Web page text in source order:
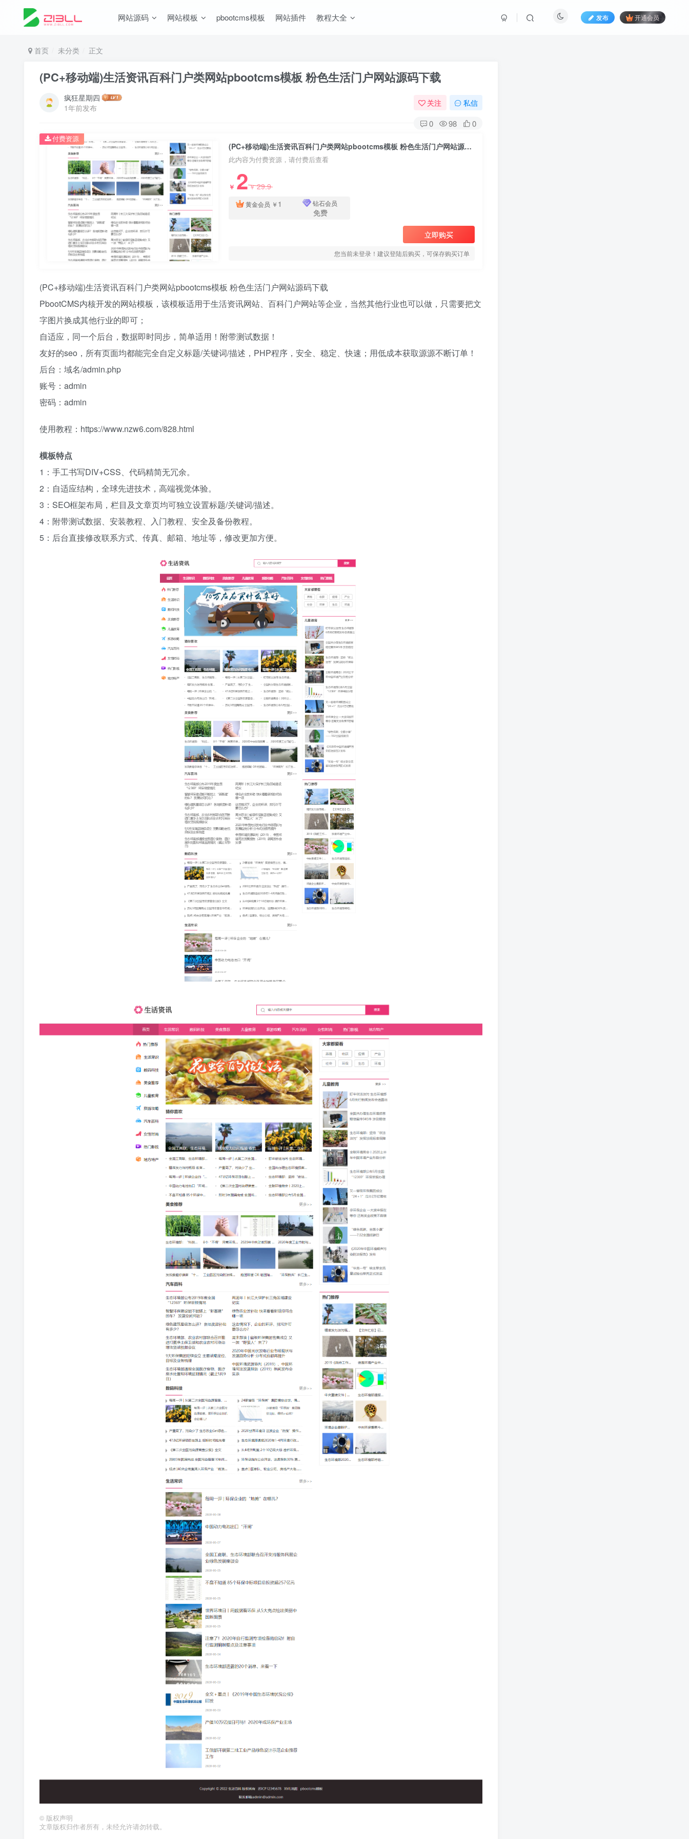
网站源码 网站模板 pbootcms模板 网站插件 教程大全 发布 开通会员
首页 未分类 正文
(PC+移动端)生活资讯百科门户类网站pbootcms模板 粉色生活门户网站源码下载
疯狂星期四
1年前发布
关注 私信
0 98 0
(PC+移动端)生活资讯百科门户类网站pbootcms模板 粉色生活门户网站源码下载
此内容为付费资源，请付费后查看
￥ 2￥29.9
黄金会员 ￥ 1 钻石会员
免费
立即购买
您当前未登录！建议登陆后购买，可保存购买订单
付费资源
(PC+移动端)生活资讯百科门户类网站pbootcms模板 粉色生活门户网站源码下载
PbootCMS内核开发的网站模板，该模板适用于生活资讯网站、百科门户网站等企业，当然其他行业也可以做，只需要把文
字图片换成其他行业的即可；
自适应，同一个后台，数据即时同步，简单适用！附带测试数据！
友好的seo，所有页面均都能完全自定义标题/关键词/描述，PHP程序，安全、稳定、快速；用低成本获取源源不断订单！
后台：域名/admin.php
账号：admin
密码：admin
使用教程：https://www.nzw6.com/828.html
模板特点
1：手工书写DIV+CSS、代码精简无冗余。
2：自适应结构，全球先进技术，高端视觉体验。
3：SEO框架布局，栏目及文章页均可独立设置标题/关键词/描述。
4：附带测试数据、安装教程、入门教程、安全及备份教程。
5：后台直接修改联系方式、传真、邮箱、地址等，修改更加方便。
© 版权声明
文章版权归作者所有，未经允许请勿转载。